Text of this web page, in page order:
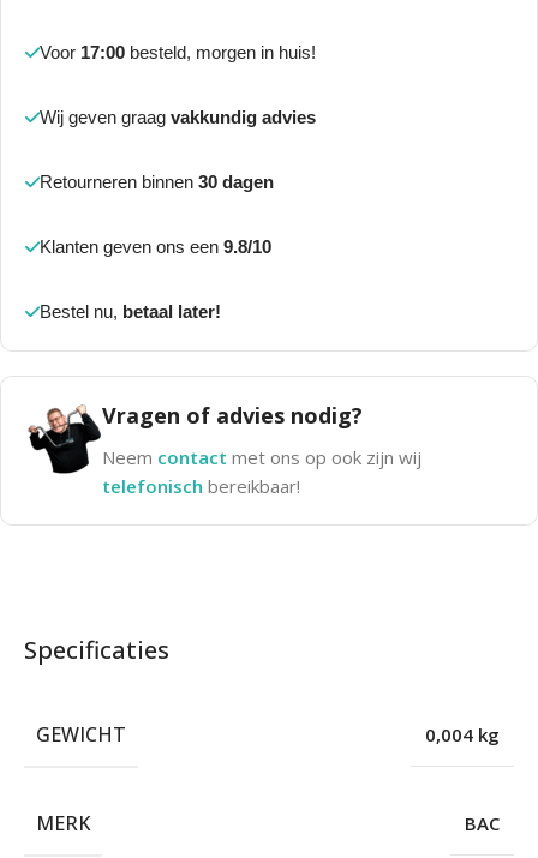
Voor 17:00 besteld, morgen in huis!
Wij geven graag vakkundig advies
Retourneren binnen 30 dagen
Klanten geven ons een 9.8/10
Bestel nu, betaal later!
Vragen of advies nodig?
Neem contact met ons op ook zijn wij
telefonisch bereikbaar!
Specificaties
GEWICHT 0,004 kg
MERK BAC